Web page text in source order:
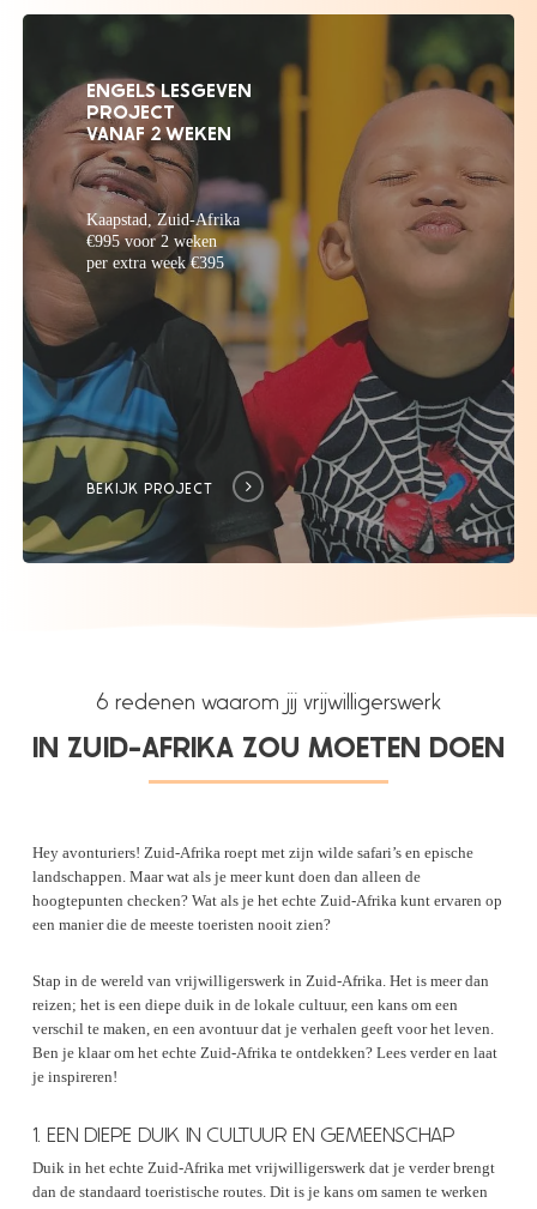
ENGELS LESGEVEN
PROJECT
VANAF 2 WEKEN
Kaapstad, Zuid-Afrika
€995 voor 2 weken
per extra week €395
BEKIJK PROJECT
6 redenen waarom jij vrijwilligerswerk
IN ZUID-AFRIKA ZOU MOETEN DOEN
Hey avonturiers! Zuid-Afrika roept met zijn wilde safari’s en epische
landschappen. Maar wat als je meer kunt doen dan alleen de
hoogtepunten checken? Wat als je het echte Zuid-Afrika kunt ervaren op
een manier die de meeste toeristen nooit zien?
Stap in de wereld van vrijwilligerswerk in Zuid-Afrika. Het is meer dan
reizen; het is een diepe duik in de lokale cultuur, een kans om een
verschil te maken, en een avontuur dat je verhalen geeft voor het leven.
Ben je klaar om het echte Zuid-Afrika te ontdekken? Lees verder en laat
je inspireren!
1. EEN DIEPE DUIK IN CULTUUR EN GEMEENSCHAP
Duik in het echte Zuid-Afrika met vrijwilligerswerk dat je verder brengt
dan de standaard toeristische routes. Dit is je kans om samen te werken